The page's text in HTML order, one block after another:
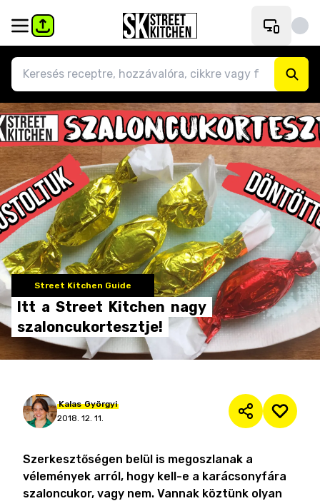
Street Kitchen Guide
Itt a Street Kitchen nagy
szaloncukortesztje!
Kalas Györgyi
2018. 12. 11.
Szerkesztőségen belül is megoszlanak a
vélemények arról, hogy kell-e a karácsonyfára
szaloncukor, vagy nem. Vannak köztünk olyan